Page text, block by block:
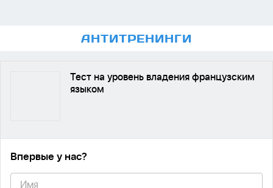
АНТИТРЕНИНГИ
Тест на уровень владения французским
языком
Впервые у нас?